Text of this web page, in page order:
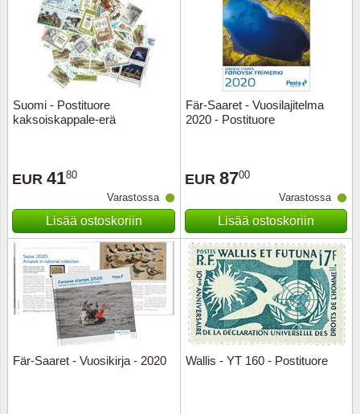
Suomi - Postituore
kaksoiskappale-erä
EUR 4180
Varastossa
Lisää ostoskoriin
Fär-Saaret - Vuosilajitelma
2020 - Postituore
EUR 8700
Varastossa
Lisää ostoskoriin
Fär-Saaret - Vuosikirja - 2020 Wallis - YT 160 - Postituore
Sveitsi
Unkari
Uusi
USA